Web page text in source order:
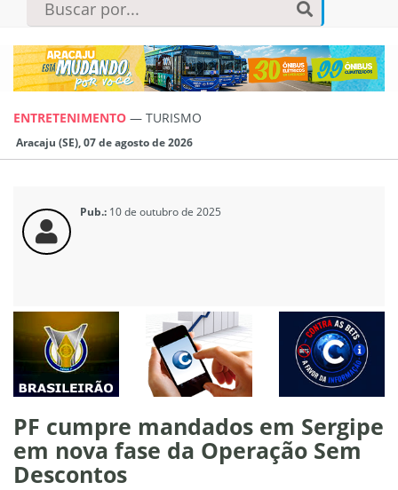
ENTRETENIMENTO — TURISMO
Aracaju (SE), 07 de agosto de 2026
Pub.: 10 de outubro de 2025
PF cumpre mandados em Sergipe
em nova fase da Operação Sem
Descontos